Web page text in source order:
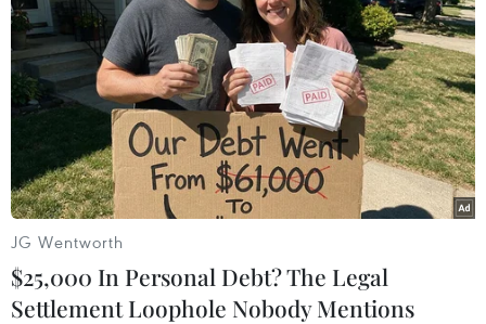
TIN LIÊN QUAN
JG Wentworth
$25,000 In Personal Debt? The Legal
Settlement Loophole Nobody Mentions